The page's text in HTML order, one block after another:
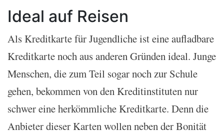
Ideal auf Reisen
Als Kreditkarte für Jugendliche ist eine aufladbare
Kreditkarte noch aus anderen Gründen ideal. Junge
Menschen, die zum Teil sogar noch zur Schule
gehen, bekommen von den Kreditinstituten nur
schwer eine herkömmliche Kreditkarte. Denn die
Anbieter dieser Karten wollen neben der Bonität